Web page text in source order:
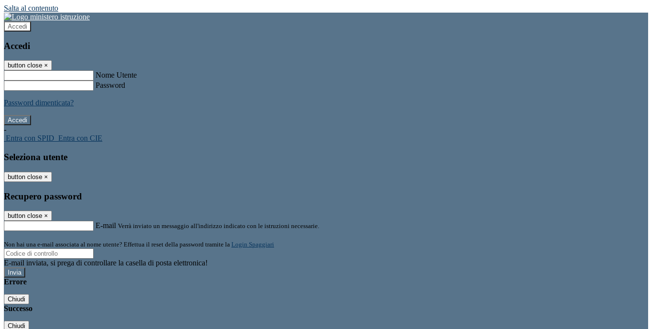
Salta al contenuto
Accedi
Accedi
button close ×
Nome Utente
Password
Password dimenticata?
-
Entra con SPID Entra con CIE
Seleziona utente
button close ×
Recupero password
button close ×
E-mail Verrà inviato un messaggio all'indirizzo indicato con le istruzioni necessarie.
Non hai una e-mail associata al nome utente? Effettua il reset della password tramite la Login Spaggiari
E-mail inviata, si prega di controllare la casella di posta elettronica!
Errore
Chiudi
Successo
Chiudi